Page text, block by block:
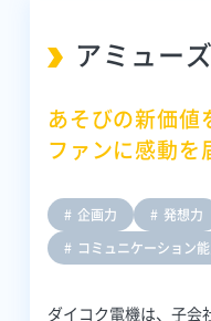
アミュー
あそびの新価値
ファンに感動を
企画力 発想力
コミュニケーション
ダイコク電機は、子会